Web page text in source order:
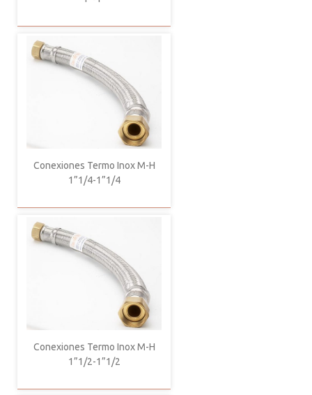
Conexiones Termo Inox M-H
1”1/4-1”1/4
Conexiones Termo Inox M-H
1”1/2-1”1/2